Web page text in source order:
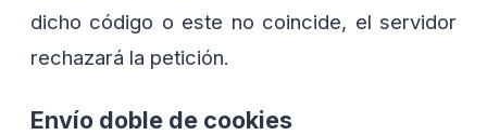
dicho código o este no coincide, el servidor
rechazará la petición.
Envío doble de cookies